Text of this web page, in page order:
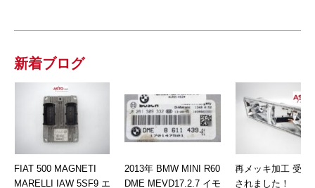
新着ブログ
FIAT 500 MAGNETI
MARELLI IAW 5SF9 エ
2013年 BMW MINI R60
DME MEVD17.2.7 イモ
再メッキ加工 受注
されました！